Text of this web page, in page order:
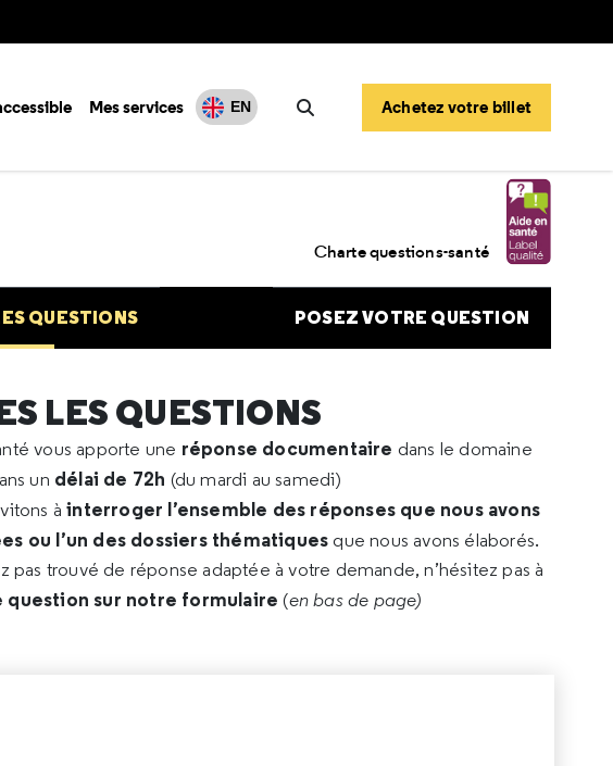
Mes services EN
Rechercher
Achetez votre billet
Charte questions-santé
QUESTIONS POSEZ VOTRE QUESTION
LES QUESTIONS
vous apporte une réponse documentaire dans le domaine
un délai de 72h (du mardi au samedi)
àinterroger l’ensemble des réponses que nous avons
ou l’un des dossiers thématiques que nous avons élaborés.
pas trouvé de réponse adaptée à votre demande, n’hésitez pas à
question sur notre formulaire (en bas de page)